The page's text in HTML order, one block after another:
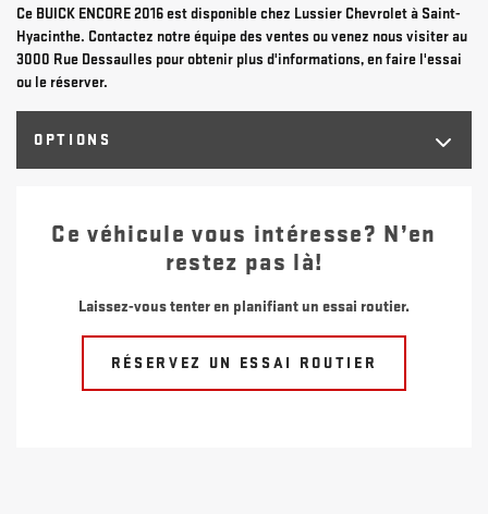
Ce BUICK ENCORE 2016 est disponible chez Lussier Chevrolet à Saint-
Hyacinthe. Contactez notre équipe des ventes ou venez nous visiter au
3000 Rue Dessaulles pour obtenir plus d'informations, en faire l'essai
ou le réserver.
OPTIONS
Ce véhicule vous intéresse? N’en
restez pas là!
Laissez-vous tenter en planifiant un essai routier.
RÉSERVEZ UN ESSAI ROUTIER